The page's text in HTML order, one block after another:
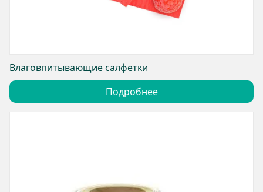
Влаговпитывающие салфетки
Подробнее